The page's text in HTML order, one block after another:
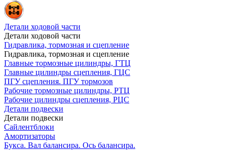
Детали ходовой части
Детали ходовой части
Гидравлика, тормозная и сцепление
Гидравлика, тормозная и сцепление
Главные тормозные цилиндры, ГТЦ
Главные цилиндры сцепления, ГЦС
ПГУ сцепления. ПГУ тормозов
Рабочие тормозные цилиндры, РТЦ
Рабочие цилиндры сцепления, РЦС
Детали подвески
Детали подвески
Cайлентблоки
Амортизаторы
Букса. Вал балансира. Ось балансира.